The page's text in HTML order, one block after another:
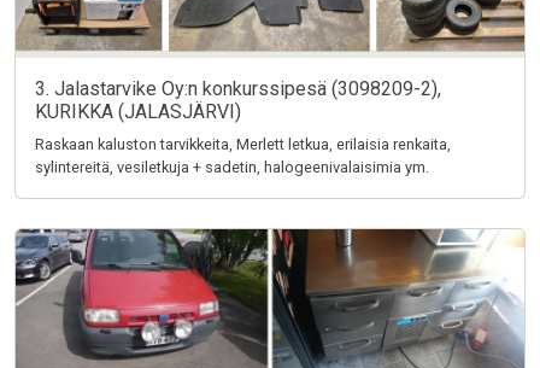
3. Jalastarvike Oy:n konkurssipesä (3098209-2),
KURIKKA (JALASJÄRVI)
Raskaan kaluston tarvikkeita, Merlett letkua, erilaisia renkaita,
sylintereitä, vesiletkuja + sadetin, halogeenivalaisimia ym.